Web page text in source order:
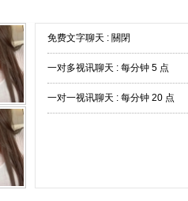
免费文字聊天 : 關閉
一对多视讯聊天 : 每分钟 5 点
一对一视讯聊天 : 每分钟 20 点